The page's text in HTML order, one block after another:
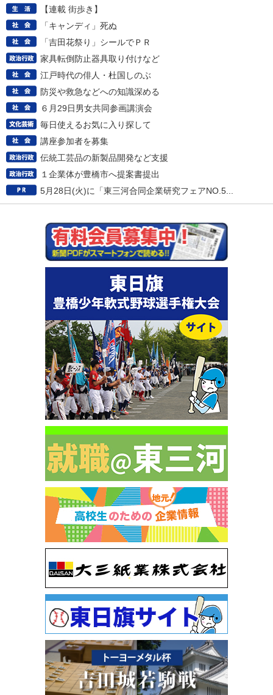
【連載 街歩き】
「キャンディ」死ぬ
「吉田花祭り」シールでＰＲ
家具転倒防止器具取り付けなど
江戸時代の俳人・杜国しのぶ
防災や救急などへの知識深める
６月29日男女共同参画講演会
毎日使えるお気に入り探して
講座参加者を募集
伝統工芸品の新製品開発など支援
１企業体が豊橋市へ提案書提出
5月28日(火)に「東三河合同企業研究フェアNO.5...